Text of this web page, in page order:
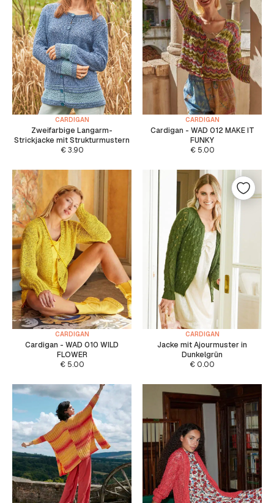
CARDIGAN
Zweifarbige Langarm-
Strickjacke mit Strukturmustern
€3.90
CARDIGAN
Cardigan - WAD 012 MAKE IT
FUNKY
€5.00
CARDIGAN
Cardigan - WAD 010 WILD
FLOWER
€5.00
CARDIGAN
Jacke mit Ajourmuster in
Dunkelgrün
€ 0.00